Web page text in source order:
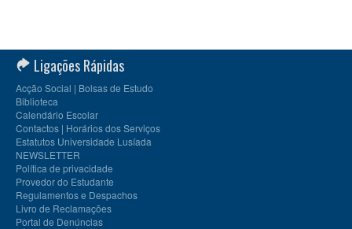
Ligações Rápidas
Acção Social | Bolsas de Estudo
Biblioteca
Calendário Escolar
Contactos | Horários dos Serviços
Estatutos Universidade Lusíada
NEWSLETTER
Política de privacidade
Provedor do Estudante
Regulamentos e Despachos
Livro de Reclamações
Portal de Denúncias